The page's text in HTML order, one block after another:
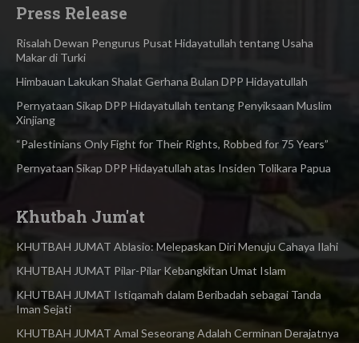
Press Release
Risalah Dewan Pengurus Pusat Hidayatullah tentang Usaha
Makar di Turki
Himbauan Lakukan Shalat Gerhana Bulan DPP Hidayatullah
Pernyataan Sikap DPP Hidayatullah tentang Penyiksaan Muslim
Xinjiang
“Palestinians Only Fight for Their Rights, Robbed for 75 Years”
Pernyataan Sikap DPP Hidayatullah atas Insiden Tolikara Papua
Khutbah Jum'at
KHUTBAH JUMAT Ablasio: Melepaskan Diri Menuju Cahaya Ilahi
KHUTBAH JUMAT Pilar-Pilar Kebangkitan Umat Islam
KHUTBAH JUMAT Istiqamah dalam Beribadah sebagai Tanda
Iman Sejati
KHUTBAH JUMAT Amal Seseorang Adalah Cerminan Derajatnya